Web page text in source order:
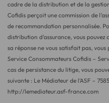
cadre de la distribution et de la
Cofidis perçoit une commission de
de recommandation personnalisée.
distribution d’assurance, vous
sa réponse ne vous satisfait pas,
Service Consommateurs Cofidis –
cas de persistance du litige, vous
suivante : Le Médiateur de l’ASF –
http://lemediateur.asf-france.com